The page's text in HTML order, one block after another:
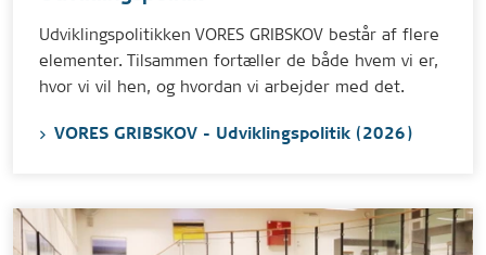
Udviklingspolitikken VORES GRIBSKOV består af flere
elementer. Tilsammen fortæller de både hvem vi er,
hvor vi vil hen, og hvordan vi arbejder med det.
VORES GRIBSKOV - Udviklingspolitik (2026)